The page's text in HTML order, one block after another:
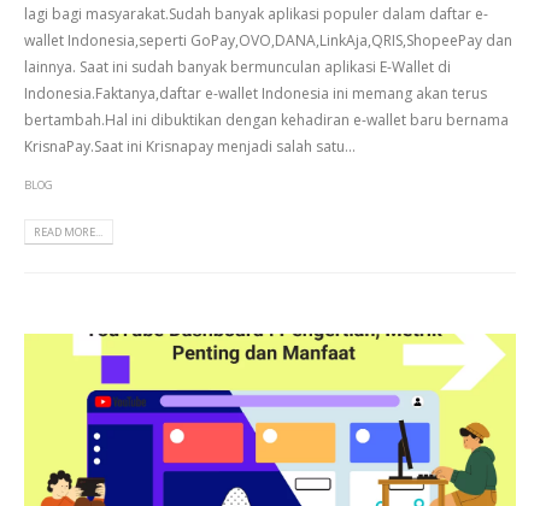
lagi bagi masyarakat.Sudah banyak aplikasi populer dalam daftar e-
wallet Indonesia,seperti GoPay,OVO,DANA,LinkAja,QRIS,ShopeePay dan
lainnya. Saat ini sudah banyak bermunculan aplikasi E-Wallet di
Indonesia.Faktanya,daftar e-wallet Indonesia ini memang akan terus
bertambah.Hal ini dibuktikan dengan kehadiran e-wallet baru bernama
KrisnaPay.Saat ini Krisnapay menjadi salah satu...
BLOG
READ MORE...